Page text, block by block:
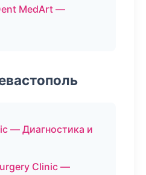
MedArt —
— Диагностика и
Clinic —